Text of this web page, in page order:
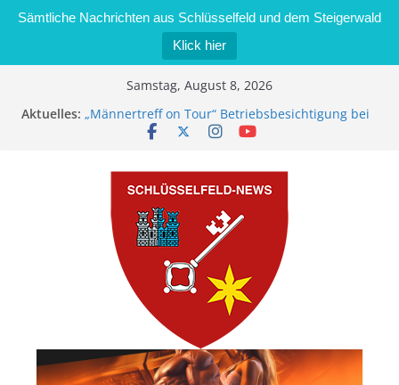
Sämtliche Nachrichten aus Schlüsselfeld und dem Steigerwald
Klick hier
Samstag, August 8, 2026
Aktuelles: „Männertreff on Tour“ Betriebsbesichtigung bei
der Schreinerei Zimmermann GmbH
Brand in Sägewerk in Bernroth schnell unter
Kontrolle
Stadt Schlüsselfeld bietet Online-Anmeldung für
Kindergartenplätze an
Dieseldiebstahl im Wert von 600 Euro